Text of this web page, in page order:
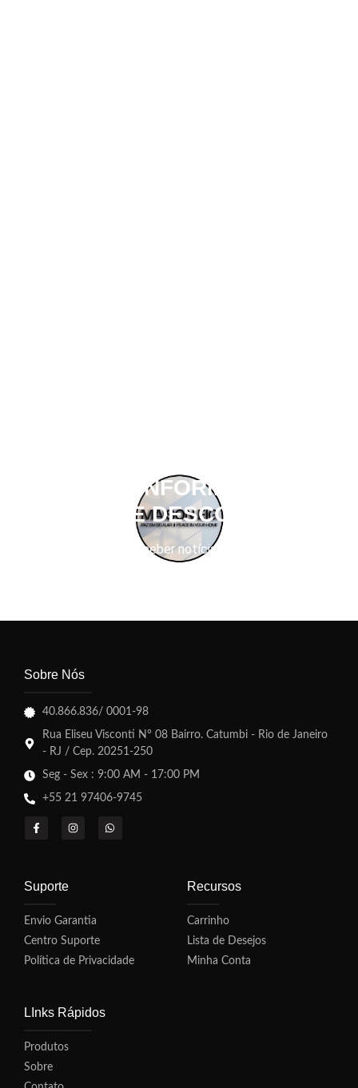
OBTER INFORMAÇÕES
SOBRE DESCONTOS
Se inscreva para receber notícias sobre descontos
Sobre Nós
40.866.836/ 0001-98
Rua Eliseu Visconti N° 08 Bairro. Catumbi - Rio de Janeiro
- RJ / Cep. 20251-250
Seg - Sex : 9:00 AM - 17:00 PM
+55 21 97406-9745
Suporte
Envio Garantia
Centro Suporte
Política de Privacidade
Recursos
Carrinho
Lista de Desejos
Minha Conta
LInks Rápidos
Produtos
Sobre